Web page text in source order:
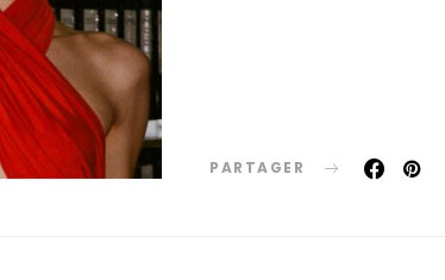
PARTAGER